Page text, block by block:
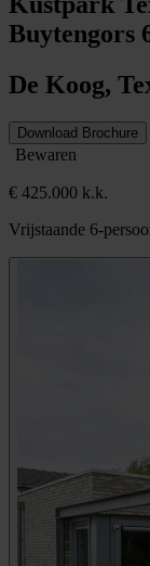
Buytengors
De Koog,
Download Brochure
Bewaren
€ 425.000 k.k.
Vrijstaande 6-